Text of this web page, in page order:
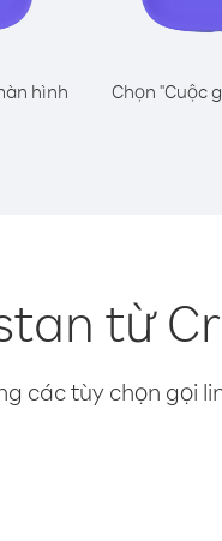
hình
Chọn "Cuộc
từ
các tùy chọn gọi